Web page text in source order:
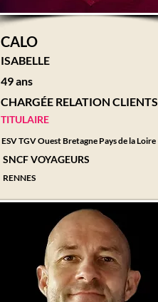
CALO
ISABELLE
49 ans
TITULAIRE
CHARGÉE RELATION CLIENTS
ESV TGV Ouest Bretagne Pays de la Loire
SNCF VOYAGEURS
RENNES